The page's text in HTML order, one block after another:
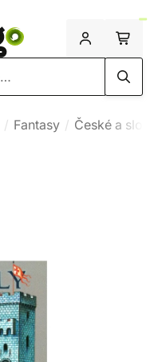
Fantasy České a